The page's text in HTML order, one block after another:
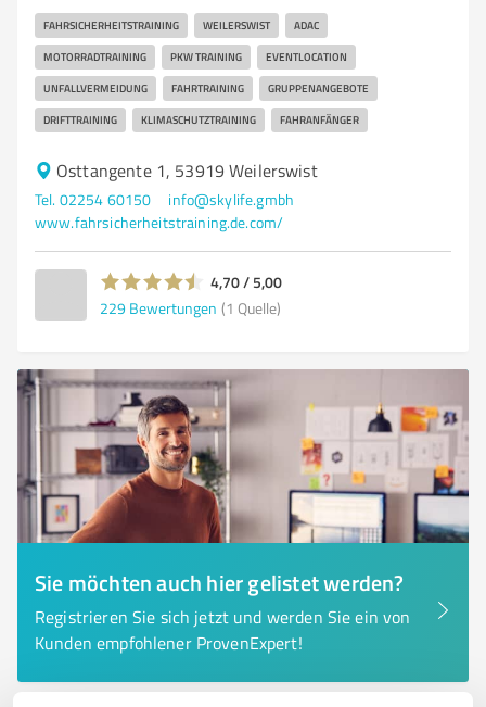
FAHRSICHERHEITSTRAINING WEILERSWIST ADAC
MOTORRADTRAINING PKW TRAINING EVENTLOCATION
UNFALLVERMEIDUNG FAHRTRAINING GRUPPENANGEBOTE
DRIFTTRAINING KLIMASCHUTZTRAINING FAHRANFÄNGER
Osttangente 1, 53919 Weilerswist
Tel. 02254 60150
info@skylife.gmbh
www.fahrsicherheitstraining.de.com/
4,70 / 5,00
229 Bewertungen (1 Quelle)
Sie möchten auch hier gelistet werden?
Registrieren Sie sich jetzt und werden Sie ein von
Kunden empfohlener ProvenExpert!